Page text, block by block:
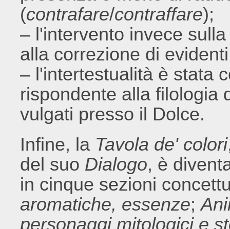
(contrafare/contraffare);
– l'intervento invece
alla correzione di
– l'intertestualità è stata
rispondente alla filologia
vulgati presso il Dolce.
Infine, la Tavola de' colori
del suo Dialogo, è
in cinque sezioni
aromatiche, essenze;
personaggi mitologici e